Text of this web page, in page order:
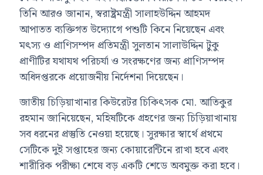
তিনি আরও জানান, স্বরাষ্ট্রমন্ত্রী সালাহউদ্দিন আহমদ
আপাতত ব্যক্তিগত উদ্যোগে পশুটি কিনে নিয়েছেন এবং
মৎস্য ও প্রাণিসম্পদ প্রতিমন্ত্রী সুলতান সালাউদ্দিন টুকু
প্রাণীটির যথাযথ পরিচর্যা ও সংরক্ষণের জন্য প্রাণিসম্পদ
অধিদপ্তরকে প্রয়োজনীয় নির্দেশনা দিয়েছেন।
জাতীয় চিড়িয়াখানার কিউরেটর চিকিৎসক মো. আতিকুর
রহমান জানিয়েছেন, মহিষটিকে গ্রহণের জন্য চিড়িয়াখানায়
সব ধরনের প্রস্তুতি নেওয়া হয়েছে। সুরক্ষার স্বার্থে প্রথমে
সেটিকে দুই সপ্তাহের জন্য কোয়ারেন্টিনে রাখা হবে এবং
শারীরিক পরীক্ষা শেষে বড় একটি শেডে অবমুক্ত করা হবে।